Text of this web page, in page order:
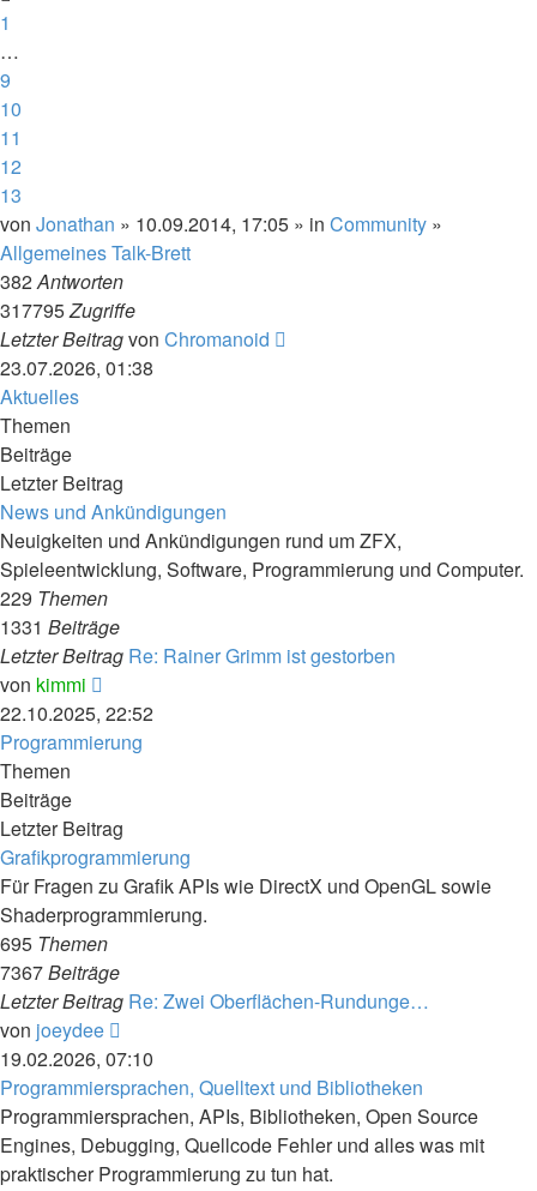
1
…
9
10
11
12
13
von Jonathan » 10.09.2014, 17:05 » in Community »
Allgemeines Talk-Brett
382Antworten
317795Zugriffe
Letzter Beitragvon Chromanoid
23.07.2026, 01:38
Aktuelles
Themen
Beiträge
Letzter Beitrag
News und Ankündigungen
Neuigkeiten und Ankündigungen rund um ZFX,
Spieleentwicklung, Software, Programmierung und Computer.
229 Themen
1331 Beiträge
Letzter Beitrag Re: Rainer Grimm ist gestorben
von kimmi
Beitrag
22.10.2025, 22:52
Programmierung
Themen
Beiträge
Letzter Beitrag
Grafikprogrammierung
Für Fragen zu Grafik APIs wie DirectX und OpenGL sowie
Shaderprogrammierung.
695 Themen
7367Beiträge
Letzter Beitrag Re: Zwei Oberflächen-Rundunge…
von joeydee
Beitrag
19.02.2026, 07:10
Programmiersprachen, Quelltext und Bibliotheken
Programmiersprachen, APIs, Bibliotheken, Open Source
Engines, Debugging, Quellcode Fehler und alles was mit
praktischer Programmierung zu tun hat.